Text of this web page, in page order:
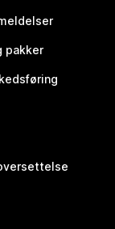
pakker